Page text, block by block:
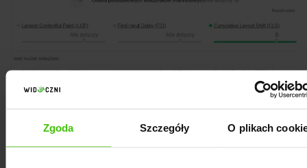
Zgoda Szczegóły O plikach